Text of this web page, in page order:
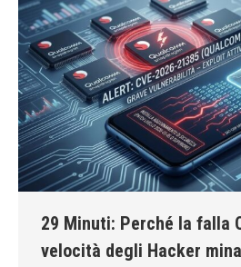
29 Minuti: Perché la falla
velocità degli Hacker